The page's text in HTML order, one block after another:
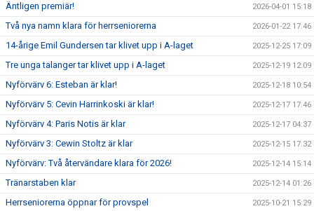
Äntligen premiär! 2026-04-01 15:18
Två nya namn klara för herrseniorerna 2026-01-22 17:46
14-årige Emil Gundersen tar klivet upp i A-laget 2025-12-25 17:09
Tre unga talanger tar klivet upp i A-laget 2025-12-19 12:09
Nyförvärv 6: Esteban är klar! 2025-12-18 10:54
Nyförvärv 5: Cevin Harrinkoski är klar! 2025-12-17 17:46
Nyförvärv 4: Paris Notis är klar 2025-12-17 04:37
Nyförvärv 3: Cewin Stoltz är klar 2025-12-15 17:32
Nyförvärv: Två återvändare klara för 2026! 2025-12-14 15:14
Tränarstaben klar 2025-12-14 01:26
Herrseniorerna öppnar för provspel 2025-10-21 15:29